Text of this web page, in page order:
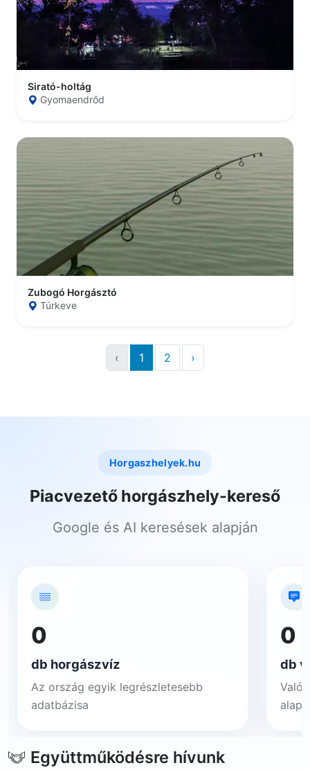
Sirató-holtág
Gyomaendrőd
Zubogó Horgásztó
Túrkeve
‹ 1 2 ›
Horgaszhelyek.hu
Piacvezető horgászhely-kereső
Google és AI keresések alapján
0
db horgászvíz
Az ország egyik legrészletesebb
adatbázisa
0
db
Együttműködésre hívunk